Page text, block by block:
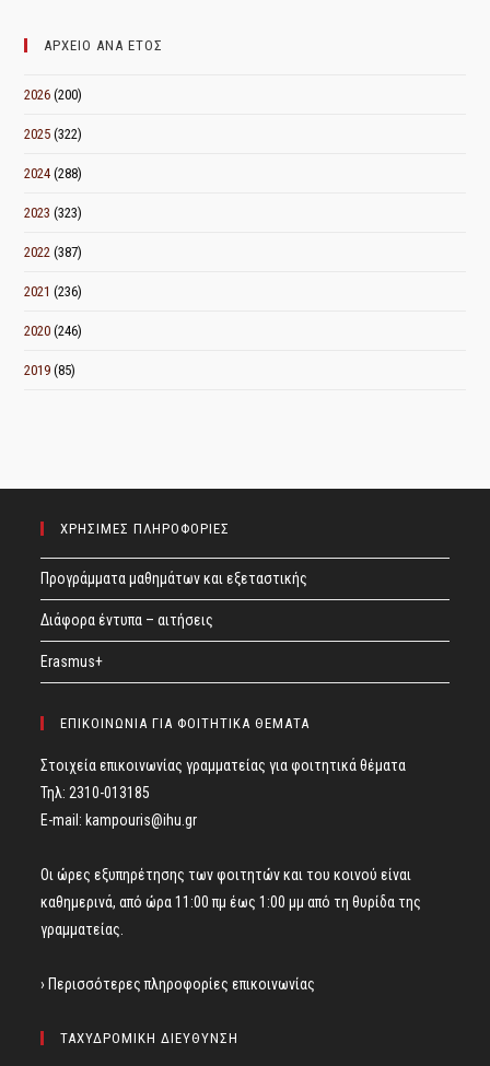
ΑΡΧΕΙΟ ΑΝΑ ΕΤΟΣ
2026 (200)
2025 (322)
2024 (288)
2023 (323)
2022 (387)
2021 (236)
2020 (246)
2019 (85)
ΧΡΗΣΙΜΕΣ ΠΛΗΡΟΦΟΡΙΕΣ
Προγράμματα μαθημάτων και εξεταστικής
Διάφορα έντυπα – αιτήσεις
Erasmus+
ΕΠΙΚΟΙΝΩΝΙΑ ΓΙΑ ΦΟΙΤΗΤΙΚΑ ΘΕΜΑΤΑ
Στοιχεία επικοινωνίας γραμματείας για φοιτητικά θέματα
Τηλ: 2310-013185
E-mail: kampouris@ihu.gr
Οι ώρες εξυπηρέτησης των φοιτητών και του κοινού είναι
καθημερινά, από ώρα 11:00 πμ έως 1:00 μμ από τη θυρίδα της
γραμματείας.
› Περισσότερες πληροφορίες επικοινωνίας
ΤΑΧΥΔΡΟΜΙΚΗ ΔΙΕΥΘΥΝΣΗ